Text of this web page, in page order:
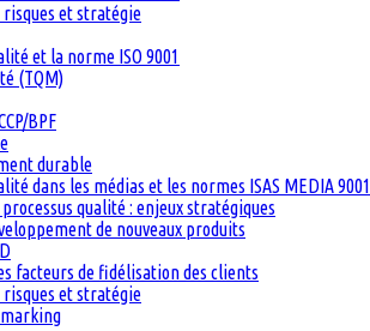
risques et stratégie
et la norme ISO 9001
(TQM)
BPF
durable
dans les médias et les normes ISAS MEDIA 9001
qualité : enjeux stratégiques
de nouveaux produits
facteurs de fidélisation des clients
risques et stratégie